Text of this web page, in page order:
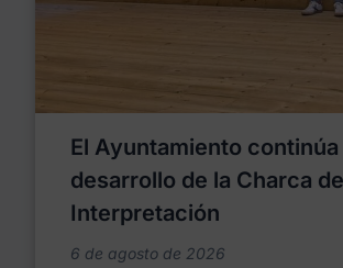
El Ayuntamiento
desarrollo de la Charca
Interpretación
6 de agosto de 2026